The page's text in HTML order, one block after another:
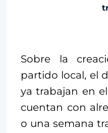
Sobre la
partido local, el
ya trabajan en
cuentan con
o una semana